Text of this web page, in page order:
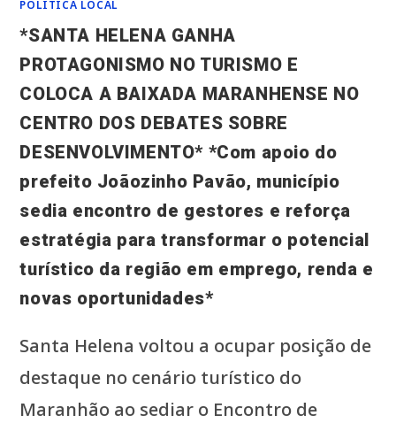
POLÍTICA LOCAL
*SANTA HELENA GANHA
PROTAGONISMO NO TURISMO E
COLOCA A BAIXADA MARANHENSE NO
CENTRO DOS DEBATES SOBRE
DESENVOLVIMENTO* *Com apoio do
prefeito Joãozinho Pavão, município
sedia encontro de gestores e reforça
estratégia para transformar o potencial
turístico da região em emprego, renda e
novas oportunidades*
Santa Helena voltou a ocupar posição de
destaque no cenário turístico do
Maranhão ao sediar o Encontro de